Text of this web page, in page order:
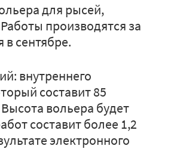
для рысей,
производятся за
сентябре.
внутреннего
составит 85
вольера будет
составит более 1,2
электронного